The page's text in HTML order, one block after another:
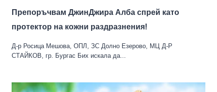
Препоръчвам ДжинДжира Алба спрей като
протектор на кожни раздразнения!
Д-р Росица Мешова, ОПЛ, ЗС Долно Езерово, МЦ Д-Р
СТАЙКОВ, гр. Бургас Бих искала да...